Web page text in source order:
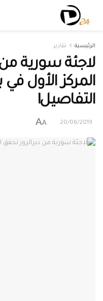
الرئيسية تقارير
لاجئة سورية من
المركز الأول
التفاصيل!
20/06/2019
A
A